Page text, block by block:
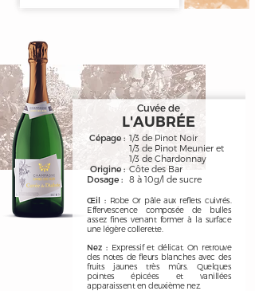
Cuvée de
L'AUBRÉE
Cépage :
Origine :
Dosage :
1/3 de Pinot Noir
1/3 de Pinot Meunier et
1/3 de Chardonnay
Côte des Bar
8 à 10g/l de sucre
Œil : Robe Or pâle aux reflets cuivrés.
Effervescence composée de bulles
assez fines venant former à la surface
une légère collerette.
Nez : Expressif et délicat. On retrouve
des notes de fleurs blanches avec des
fruits jaunes très mûrs. Quelques
pointes épicées et vanillées
apparaissent en deuxième nez.